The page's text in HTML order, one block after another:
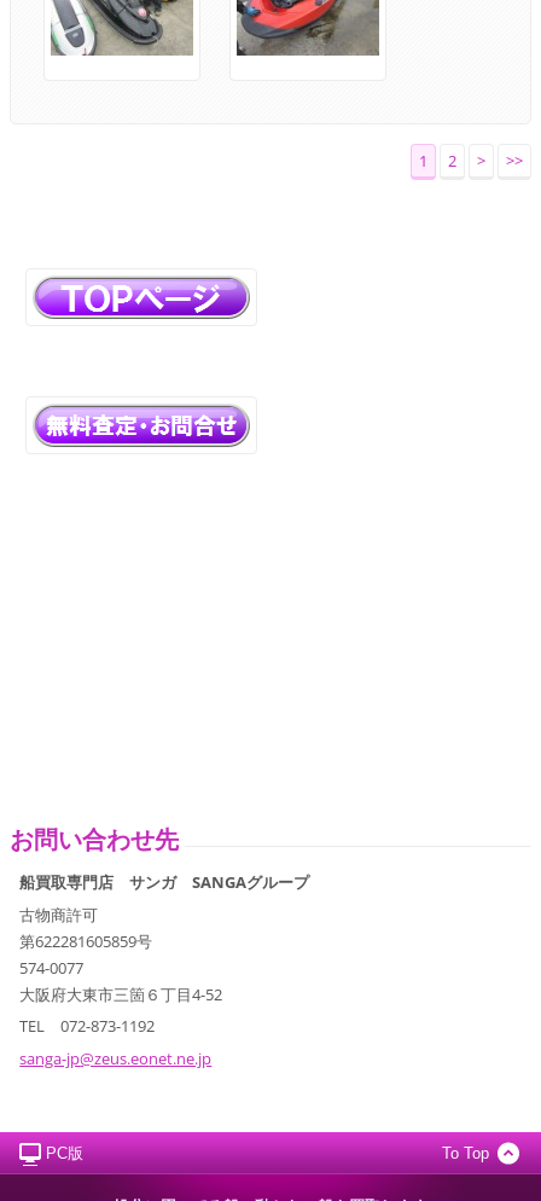
1 2 > >>
お問い合わせ先
船買取専門店 サンガ SANGAグループ
古物商許可
第622281605859号
574-0077
大阪府大東市三箇６丁目4-52
TEL 072-873-1192
sanga-jp@zeus.eonet.ne.jp
PC版 To Top